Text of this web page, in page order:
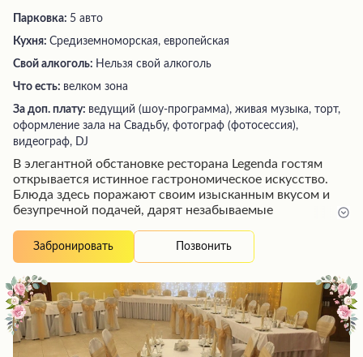
Парковка: 5 авто
Кухня: Средиземноморская, европейская
Свой алкоголь: Нельзя свой алкоголь
Что есть: велком зона
За доп. плату: ведущий (шоу-программа), живая музыка, торт,
оформление зала на Свадьбу, фотограф (фотосессия),
видеограф, DJ
В элегантной обстановке ресторана Legenda гостям
открывается истинное гастрономическое искусство.
Блюда здесь поражают своим изысканным вкусом и
безупречной подачей, дарят незабываемые
персонал и уютная атмосфера создают ощущение
роскоши. Посетители наслаждаются изумительными
вкусами мирового гастрономического наследия.
Каждый визит в этот ресторан превращается в
увлекательное путешествие для настоящих ценителей
высокой кухни.
Забронировать Позвонить